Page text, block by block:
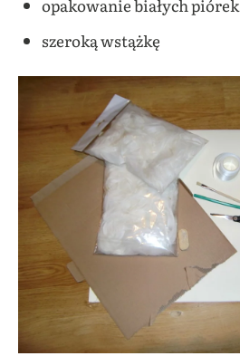
opakowanie białych piórek
szeroką wstążkę